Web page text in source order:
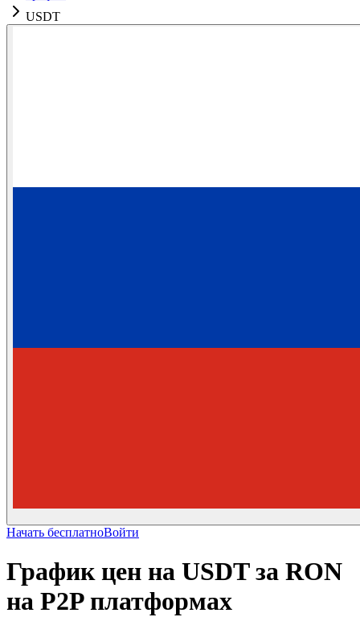
USDT
Начать бесплатноВойти
График цен на USDT за RON
на P2P платформах